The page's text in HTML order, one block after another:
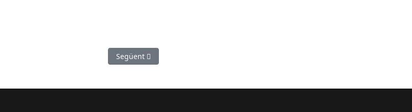
de Sant Just Article següent: Comença la temporada 2018-2019 a la Lliga EBA
Següent